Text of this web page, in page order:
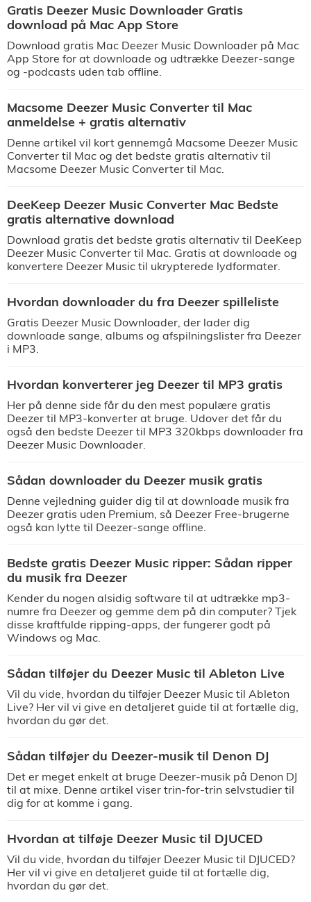
Gratis Deezer Music Downloader Gratis
download på Mac App Store
Download gratis Mac Deezer Music Downloader på Mac
App Store for at downloade og udtrække Deezer-sange
og -podcasts uden tab offline.
Macsome Deezer Music Converter til Mac
anmeldelse + gratis alternativ
Denne artikel vil kort gennemgå Macsome Deezer Music
Converter til Mac og det bedste gratis alternativ til
Macsome Deezer Music Converter til Mac.
DeeKeep Deezer Music Converter Mac Bedste
gratis alternative download
Download gratis det bedste gratis alternativ til DeeKeep
Deezer Music Converter til Mac. Gratis at downloade og
konvertere Deezer Music til ukrypterede lydformater.
Hvordan downloader du fra Deezer spilleliste
Gratis Deezer Music Downloader, der lader dig
downloade sange, albums og afspilningslister fra Deezer
i MP3.
Hvordan konverterer jeg Deezer til MP3 gratis
Her på denne side får du den mest populære gratis
Deezer til MP3-konverter at bruge. Udover det får du
også den bedste Deezer til MP3 320kbps downloader fra
Deezer Music Downloader.
Sådan downloader du Deezer musik gratis
Denne vejledning guider dig til at downloade musik fra
Deezer gratis uden Premium, så Deezer Free-brugerne
også kan lytte til Deezer-sange offline.
Bedste gratis Deezer Music ripper: Sådan ripper
du musik fra Deezer
Kender du nogen alsidig software til at udtrække mp3-
numre fra Deezer og gemme dem på din computer? Tjek
disse kraftfulde ripping-apps, der fungerer godt på
Windows og Mac.
Sådan tilføjer du Deezer Music til Ableton Live
Vil du vide, hvordan du tilføjer Deezer Music til Ableton
Live? Her vil vi give en detaljeret guide til at fortælle dig,
hvordan du gør det.
Sådan tilføjer du Deezer-musik til Denon DJ
Det er meget enkelt at bruge Deezer-musik på Denon DJ
til at mixe. Denne artikel viser trin-for-trin selvstudier til
dig for at komme i gang.
Hvordan at tilføje Deezer Music til DJUCED
Vil du vide, hvordan du tilføjer Deezer Music til DJUCED?
Her vil vi give en detaljeret guide til at fortælle dig,
hvordan du gør det.